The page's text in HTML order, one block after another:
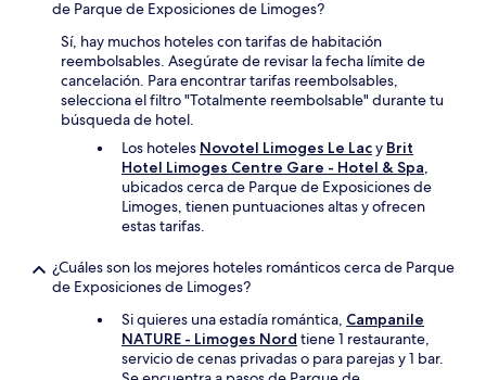
de Parque de Exposiciones de Limoges?
Sí, hay muchos hoteles con tarifas de habitación
reembolsables. Asegúrate de revisar la fecha límite de
cancelación. Para encontrar tarifas reembolsables,
selecciona el filtro "Totalmente reembolsable" durante tu
búsqueda de hotel.
Los hoteles Novotel Limoges Le Lacy Brit
Hotel Limoges Centre Gare - Hotel & Spa,
ubicados cerca de Parque de Exposiciones de
Limoges, tienen puntuaciones altas y ofrecen
estas tarifas.
¿Cuáles son los mejores hoteles románticos cerca de Parque
de Exposiciones de Limoges?
Si quieres una estadía romántica, Campanile
NATURE - Limoges Nord tiene 1 restaurante,
servicio de cenas privadas o para parejas y 1 bar.